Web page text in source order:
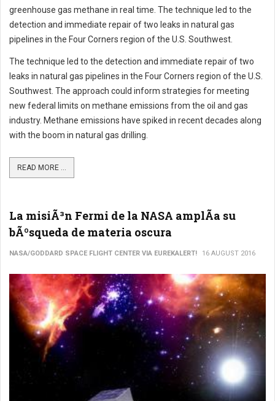
greenhouse gas methane in real time. The technique led to the
detection and immediate repair of two leaks in natural gas
pipelines in the Four Corners region of the U.S. Southwest.
The technique led to the detection and immediate repair of two
leaks in natural gas pipelines in the Four Corners region of the U.S.
Southwest. The approach could inform strategies for meeting
new federal limits on methane emissions from the oil and gas
industry. Methane emissions have spiked in recent decades along
with the boom in natural gas drilling.
READ MORE ...
La misiÃ³n Fermi de la NASA amplÃ­a su
bÃºsqueda de materia oscura
NASA/GODDARD SPACE FLIGHT CENTER VIA EUREKALERT! 16 AUGUST 2016